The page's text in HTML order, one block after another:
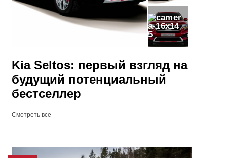
5
Kia Seltos: первый взгляд на
будущий потенциальный
бестселлер
Смотреть все